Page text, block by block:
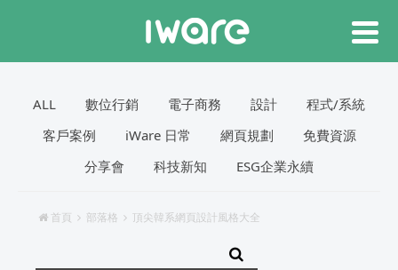
ALL 數位行銷 電子商務 設計
程式/系統
客戶案例
iWare 日常 網頁規劃
免費資源
分享會
科技新知 ESG企業永續
首頁 部落格 頂尖韓系網頁設計風格大全